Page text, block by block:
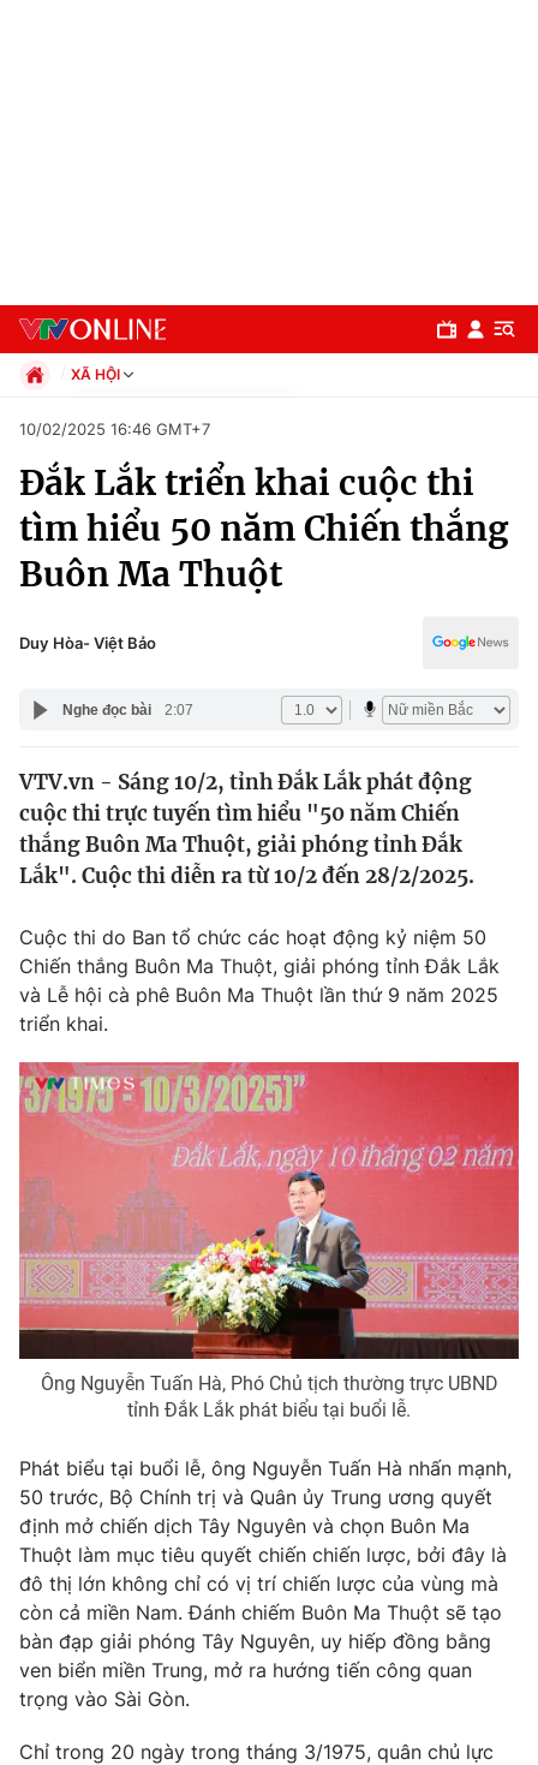
Chuyên mục
Chính trị
Thế giới
Tin tức
Câu chuyện quốc tế
Tài chính
Thị trường
Góc doanh nghiệp
Dữ liệu và đời sống
Truyền hình
Phim VTV
Hậu trường
Nhân vật
Khán giả
Giải sao mai
Giải trí
Âm nhạc
Sao
Đời sống
Du lịch
Làm đẹp
Chất lượng cuộc sống
Giáo dục
Tuyển sinh
Học trực tuyến
Công nghệ
Hitech Công nghệ tương lai
Thị trường
Tư vấn
Giao lưu trực tuyến
Chuyên mục khác
Emagazine Podcast
Photo Infographic
XÃ HỘI
Xã hội
Pháp luật
Kinh tế
Thể thao
Truyền hình
Đời sống
Giáo dục
10/02/2025 16:46 GMT+7
Đắk Lắk triển khai cuộc thi
tìm hiểu 50 năm Chiến thắng
Buôn Ma Thuột
Duy Hòa- Việt Bảo
Nghe đọc bài 2:07
VTV.vn - Sáng 10/2, tỉnh Đắk Lắk phát động
cuộc thi trực tuyến tìm hiểu "50 năm Chiến
thắng Buôn Ma Thuột, giải phóng tỉnh Đắk
Lắk". Cuộc thi diễn ra từ 10/2 đến 28/2/2025.
Cuộc thi do Ban tổ chức các hoạt động kỷ niệm 50
Chiến thắng Buôn Ma Thuột, giải phóng tỉnh Đắk Lắk
và Lễ hội cà phê Buôn Ma Thuột lần thứ 9 năm 2025
triển khai.
Ông Nguyễn Tuấn Hà, Phó Chủ tịch thường trực UBND
tỉnh Đắk Lắk phát biểu tại buổi lễ.
Phát biểu tại buổi lễ, ông Nguyễn Tuấn Hà nhấn mạnh,
50 trước, Bộ Chính trị và Quân ủy Trung ương quyết
định mở chiến dịch Tây Nguyên và chọn Buôn Ma
Thuột làm mục tiêu quyết chiến chiến lược, bởi đây là
đô thị lớn không chỉ có vị trí chiến lược của vùng mà
còn cả miền Nam. Đánh chiếm Buôn Ma Thuột sẽ tạo
bàn đạp giải phóng Tây Nguyên, uy hiếp đồng bằng
ven biển miền Trung, mở ra hướng tiến công quan
trọng vào Sài Gòn.
Chỉ trong 20 ngày trong tháng 3/1975, quân chủ lực